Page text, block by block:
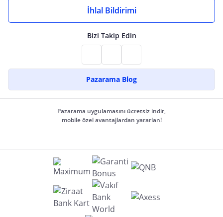
İhlal Bildirimi
Bizi Takip Edin
Pazarama Blog
Pazarama uygulamasını ücretsiz indir,
mobile özel avantajlardan yararlan!